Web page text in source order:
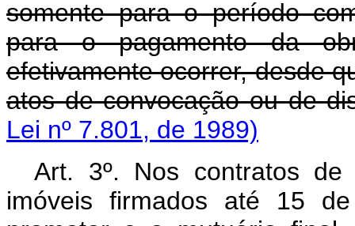
somente para o período
para o pagamento da
efetivamente ocorrer, desde
atos de convocação ou de
Lei nº 7.801, de 1989)
Art. 3º. Nos contratos
imóveis firmados até 15